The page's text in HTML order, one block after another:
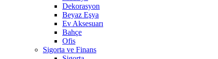
Dekorasyon
Beyaz Eşya
Ev Aksesuarı
Bahçe
Ofis
Sigorta ve Finans